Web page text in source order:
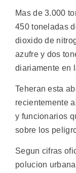
Mas de 3.000
450 toneladas
dioxido de
azufre y dos
diariamente en
Teheran esta
recientemente
y funcionarios
sobre los
Segun cifras
polucion